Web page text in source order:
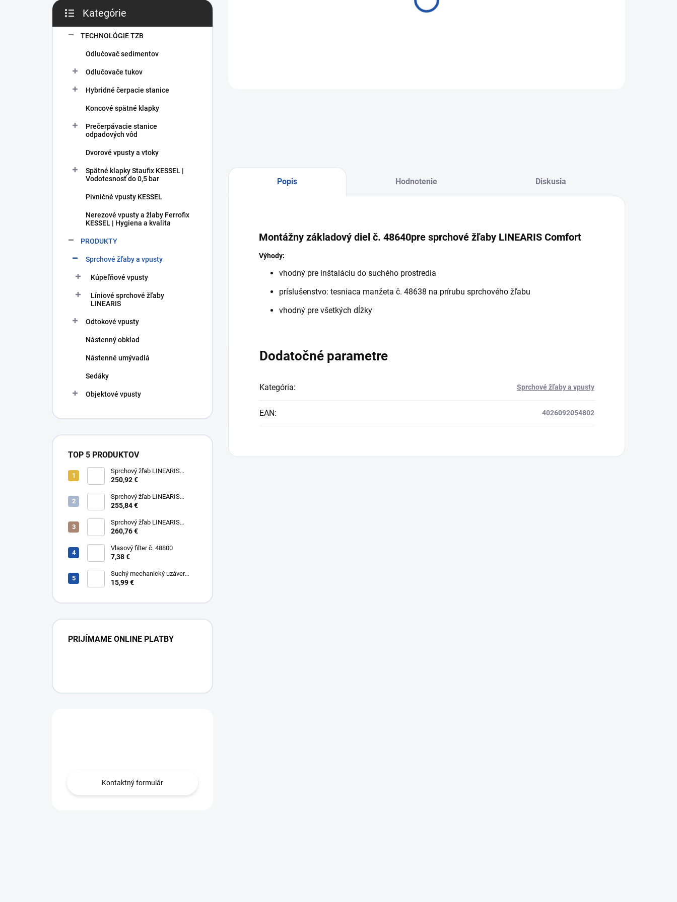
Preskočiť kategórie
Kategórie
TECHNOLÓGIE TZB
Odlučovač sedimentov
Odlučovače tukov
Hybridné čerpacie stanice
Koncové spätné klapky
Prečerpávacie stanice
odpadových vôd
Dvorové vpusty a vtoky
Spätné klapky Staufix KESSEL |
Vodotesnosť do 0,5 bar
Pivničné vpusty KESSEL
Nerezové vpusty a žlaby Ferrofix
KESSEL | Hygiena a kvalita
PRODUKTY
Sprchové žľaby a vpusty
Kúpeľňové vpusty
Líniové sprchové žľaby
LINEARIS
Odtokové vpusty
Nástenný obklad
Nástenné umývadlá
Sedáky
Objektové vpusty
TOP 5 PRODUKTOV
Sprchový žľab LINEARIS
Compact č. 45600.63M, L 75
304
250,92 €
Sprchový žľab LINEARIS
Compact č. 45600.64M, L 85
304
255,84 €
Sprchový žľab LINEARIS
Compact č. 45600.65M, L 95
304
260,76 €
Vlasový filter č. 48800
7,38 €
Suchý mechanický uzáver
Multistop č. 48400,
15,99 €
PRIJÍMAME ONLINE PLATBY
Kontaktný formulár
Popis Hodnotenie Diskusia
Montážny základový diel č. 48640pre sprchové žľaby LINEARIS Comfort
Výhody:
vhodný pre inštaláciu do suchého prostredia
príslušenstvo: tesniaca manžeta č. 48638 na prírubu sprchového žľabu
vhodný pre všetkých dĺžky
Dodatočné parametre
Kategória: Sprchové žľaby a vpusty
EAN: 4026092054802